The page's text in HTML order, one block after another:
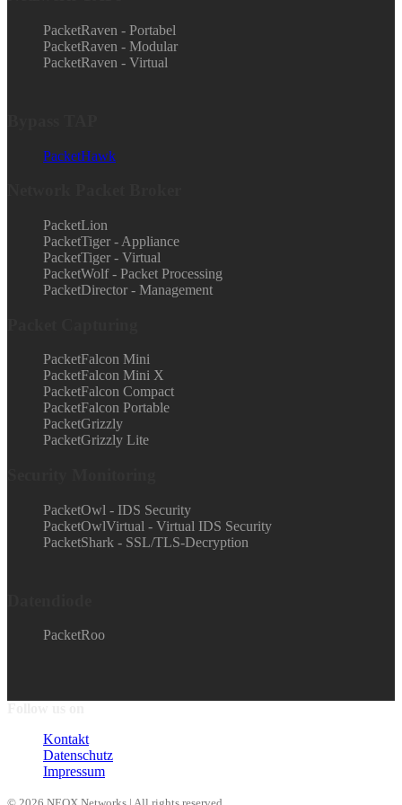
PacketRaven - Portabel
PacketRaven - Modular
PacketRaven - Virtual
PacketHawk
PacketLion
PacketTiger - Appliance
PacketTiger - Virtual
PacketWolf - Packet Processing
PacketDirector - Management
PacketFalcon Mini
PacketFalcon Mini X
PacketFalcon Compact
PacketFalcon Portable
PacketGrizzly
PacketGrizzly Lite
PacketOwl - IDS Security
PacketOwlVirtual - Virtual IDS Security
PacketShark - SSL/TLS-Decryption
PacketRoo
Kontakt
Datenschutz
Impressum